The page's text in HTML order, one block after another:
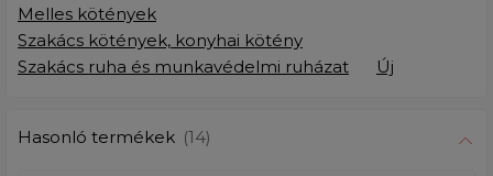
Melles kötények
Szakács kötények, konyhai kötény
Szakács ruha és munkavédelmi ruházat
Új
Hasonló termékek (14)